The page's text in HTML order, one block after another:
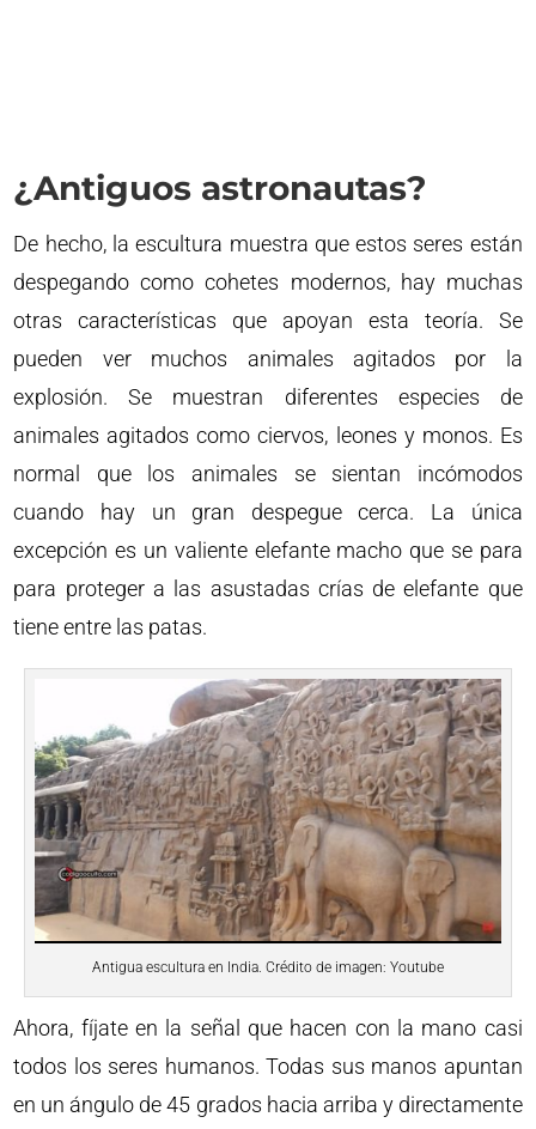
¿Antiguos astronautas?
De hecho, la escultura muestra que estos seres están
despegando como cohetes modernos, hay muchas
otras características que apoyan esta teoría. Se
pueden ver muchos animales agitados por la
explosión. Se muestran diferentes especies de
animales agitados como ciervos, leones y monos. Es
normal que los animales se sientan incómodos
cuando hay un gran despegue cerca. La única
excepción es un valiente elefante macho que se para
para proteger a las asustadas crías de elefante que
tiene entre las patas.
Antigua escultura en India. Crédito de imagen: Youtube
Ahora, fíjate en la señal que hacen con la mano casi
todos los seres humanos. Todas sus manos apuntan
en un ángulo de 45 grados hacia arriba y directamente